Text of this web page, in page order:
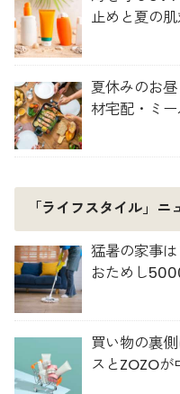
止めと夏の
夏休みのお
材宅配・ミ
「ライフスタイル」ニ
猛暑の家事
おためし
買い物の裏
スとZOZO